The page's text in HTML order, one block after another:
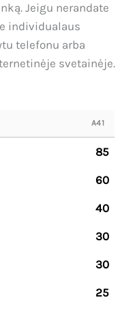
Jeigu nerandate
individualaus
telefonu arba
svetainėje.
A41
85
60
40
30
30
25